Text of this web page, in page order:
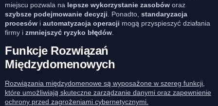
miejscu pozwala na lepsze wykorzystanie zasobów oraz
szybsze podejmowanie decyzji . Ponadto, standaryzacja
procesów i automatyzacja operacji mogą przyspieszyć działania
firmy i zmniejszyć ryzyko błędów
Funkcje Rozwiązań
Międzydomenowych
Rozwiązania międzydomenowe są wyposażone w szereg funkcji,
które umożliwiają skuteczne zarządzanie danymi oraz zapewnienie
ochrony przed zagrożeniami cybernetycznymi.